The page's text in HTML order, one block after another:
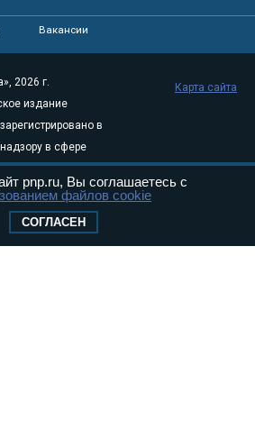
Вакансии
2026 г.
издание
в
в сфере
и
(Роскомнадзор) 05
Эл № ФС77-
Карта сайта
pnp.ru, Вы соглашаетесь с
файлов cookie
СОГЛАСЕН